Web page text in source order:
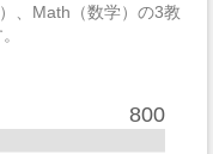
0
0
、Math（数学）の3教
800